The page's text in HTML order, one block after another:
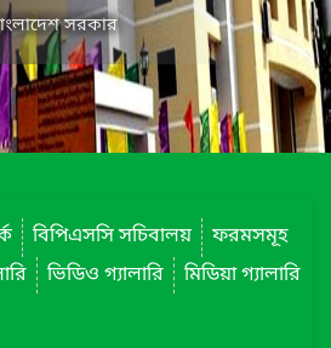
সরকার
বিপিএসসি সচিবালয়
ফরমসমূহ
ভিডিও গ্যালারি
মিডিয়া গ্যালারি